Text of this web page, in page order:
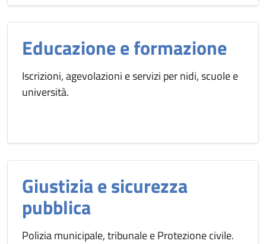
Educazione e formazione
Iscrizioni, agevolazioni e servizi per nidi, scuole e
università.
Giustizia e sicurezza
pubblica
Polizia municipale, tribunale e Protezione civile.